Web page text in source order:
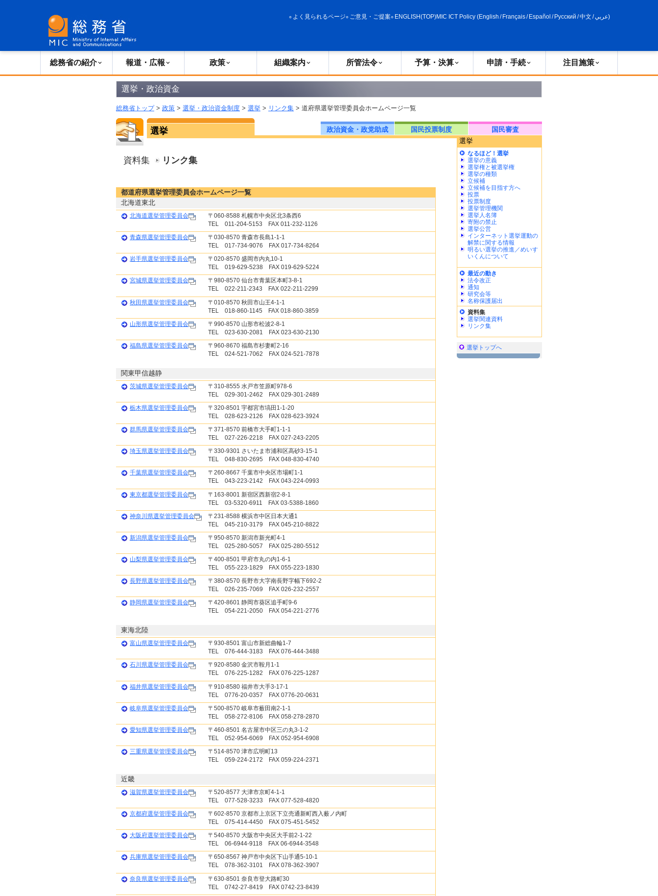
よく見られるページ ご意見・ご提案 ENGLISH(TOP)MIC ICT Policy (English / Français/ Español / Русский /中文 /عربي)
総務省の紹介 報道・広報 政策 組織案内 所管法令 予算・決算 申請・手続 注目施策
選挙・政治資金
総務省トップ> 政策 > 選挙・政治資金制度 > 選挙 > リンク集 > 道府県選挙管理委員会ホームページ一覧
選挙 政治資金・政党助成 国民投票制度 国民審査
資料集 リンク集
都道府県選挙管理委員会ホームページ一覧
北海道東北
北海道選挙管理委員会
〒060-8588 札幌市中央区北3条西6
TEL 011-204-5153 FAX 011-232-1126
青森県選挙管理委員会
〒030-8570 青森市長島1-1-1
TEL 017-734-9076 FAX 017-734-8264
岩手県選挙管理委員会
〒020-8570 盛岡市内丸10-1
TEL 019-629-5238 FAX 019-629-5224
宮城県選挙管理委員会
〒980-8570 仙台市青葉区本町3-8-1
TEL 022-211-2343 FAX 022-211-2299
秋田県選挙管理委員会
〒010-8570 秋田市山王4-1-1
TEL 018-860-1145 FAX 018-860-3859
山形県選挙管理委員会
〒990-8570 山形市松波2-8-1
TEL 023-630-2081 FAX 023-630-2130
福島県選挙管理委員会
〒960-8670 福島市杉妻町2-16
TEL 024-521-7062 FAX 024-521-7878
関東甲信越静
茨城県選挙管理委員会
〒310-8555 水戸市笠原町978-6
TEL 029-301-2462 FAX 029-301-2489
栃木県選挙管理委員会
〒320-8501 宇都宮市塙田1-1-20
TEL 028-623-2126 FAX 028-623-3924
群馬県選挙管理委員会
〒371-8570 前橋市大手町1-1-1
TEL 027-226-2218 FAX 027-243-2205
埼玉県選挙管理委員会
〒330-9301 さいたま市浦和区高砂3-15-1
TEL 048-830-2695 FAX 048-830-4740
千葉県選挙管理委員会
〒260-8667 千葉市中央区市場町1-1
TEL 043-223-2142 FAX 043-224-0993
東京都選挙管理委員会
〒163-8001 新宿区西新宿2-8-1
TEL 03-5320-6911 FAX 03-5388-1860
神奈川県選挙管理委員会
〒231-8588 横浜市中区日本大通1
TEL 045-210-3179 FAX 045-210-8822
新潟県選挙管理委員会
〒950-8570 新潟市新光町4-1
TEL 025-280-5057 FAX 025-280-5512
山梨県選挙管理委員会
〒400-8501 甲府市丸の内1-6-1
TEL 055-223-1829 FAX 055-223-1830
長野県選挙管理委員会
〒380-8570 長野市大字南長野字幅下692-2
TEL 026-235-7069 FAX 026-232-2557
静岡県選挙管理委員会
〒420-8601 静岡市葵区追手町9-6
TEL 054-221-2050 FAX 054-221-2776
東海北陸
富山県選挙管理委員会
〒930-8501 富山市新総曲輪1-7
TEL 076-444-3183 FAX 076-444-3488
石川県選挙管理委員会
〒920-8580 金沢市鞍月1-1
TEL 076-225-1282 FAX 076-225-1287
福井県選挙管理委員会
〒910-8580 福井市大手3-17-1
TEL 0776-20-0357 FAX 0776-20-0631
岐阜県選挙管理委員会
〒500-8570 岐阜市薮田南2-1-1
TEL 058-272-8106 FAX 058-278-2870
愛知県選挙管理委員会
〒460-8501 名古屋市中区三の丸3-1-2
TEL 052-954-6069 FAX 052-954-6908
三重県選挙管理委員会
〒514-8570 津市広明町13
TEL 059-224-2172 FAX 059-224-2371
近畿
滋賀県選挙管理委員会
〒520-8577 大津市京町4-1-1
TEL 077-528-3233 FAX 077-528-4820
京都府選挙管理委員会
〒602-8570 京都市上京区下立売通新町西入薮ノ内町
TEL 075-414-4450 FAX 075-451-5452
大阪府選挙管理委員会
〒540-8570 大阪市中央区大手前2-1-22
TEL 06-6944-9118 FAX 06-6944-3548
兵庫県選挙管理委員会
〒650-8567 神戸市中央区下山手通5-10-1
TEL 078-362-3101 FAX 078-362-3907
奈良県選挙管理委員会
〒630-8501 奈良市登大路町30
TEL 0742-27-8419 FAX 0742-23-8439
選挙
なるほど！選挙
選挙の意義
選挙権と被選挙権
選挙の種類
立候補
立候補を目指す方へ
投票
投票制度
選挙管理機関
選挙人名簿
寄附の禁止
選挙公営
インターネット選挙運動の
解禁に関する情報
明るい選挙の推進／めいす
いくんについて
最近の動き
法令改正
通知
研究会等
名称保護届出
資料集
選挙関連資料
リンク集
選挙トップへ